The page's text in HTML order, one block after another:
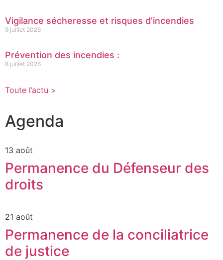
Vigilance sécheresse et risques d’incendies
9 juillet 2026
Prévention des incendies :
8 juillet 2026
Toute l’actu >
Agenda
13 août
Permanence du Défenseur des
droits
21 août
Permanence de la conciliatrice
de justice